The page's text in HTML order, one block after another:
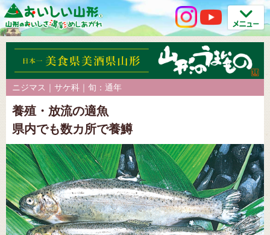
ニジマス｜サケ科｜旬：通年
養殖・放流の適魚
県内でも数カ所で養鱒